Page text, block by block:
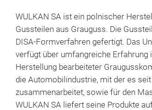
WULKAN SA ist ein polnischer
Gussteilen aus Grauguss. Die
DISA-Formverfahren gefertigt. Das
verfügt über umfangreiche Erfahrung
Herstellung bearbeiteter
die Automobilindustrie, mit der es
zusammenarbeitet, sowie für den
WULKAN SA liefert seine Produkte